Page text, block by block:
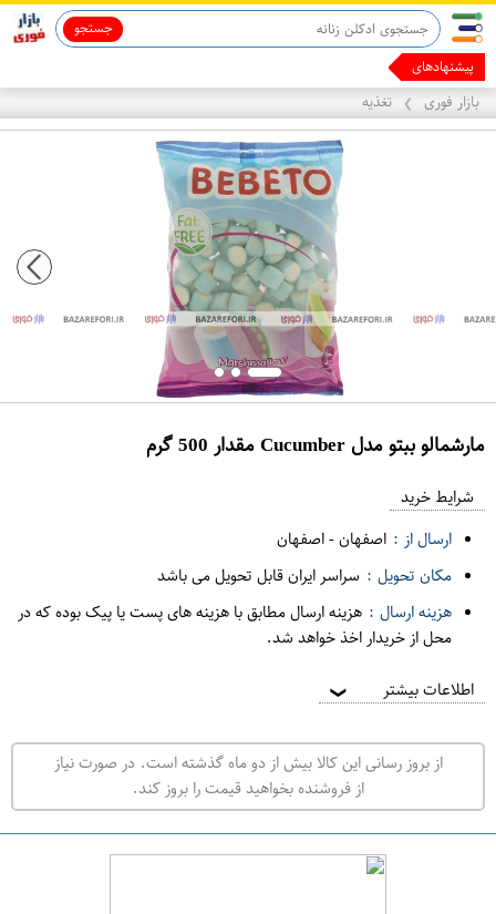
جستجو
پیشنهادهای ما رو ب
بازار فوری ❯ تغذیه
مارشمالو ببتو مدل Cucumber مقدار 500 گرم
ر
ت
ه
ر
ا
شرایط خرید
ارسال از : اصفهان-اصفهان
مکان تحویل : سراسر ایران قابل تحویل می باشد
هزینه ارسال : هزینه ارسال مطابق با هزینه های پست یا پیک بوده که در
محل از خریدار اخذ خواهد شد.
اطلاعات بیشتر ❯
از بروز رسانی این کالا بیش از دو ماه گذشته است. در صورت نیاز
از فروشنده بخواهید قیمت را بروز کند.